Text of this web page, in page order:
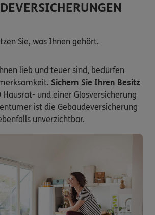
Sie, was Ihnen gehört.
lieb und teuer sind, bedürfen
Sichern Sie Ihren Besitz
Hausrat- und einer Glasversicherung
ist die Gebäudeversicherung
unverzichtbar.